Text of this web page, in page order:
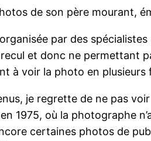
de son père mourant,
par des
et donc ne permettant
à voir la photo en
je regrette de ne pas
1975, où la photographe
certaines photos de